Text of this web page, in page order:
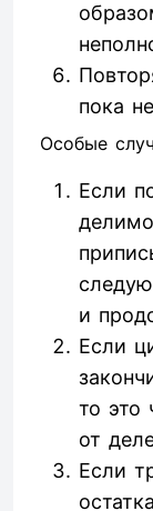
пока
Особые
Если
и
Если
то это
от
Если